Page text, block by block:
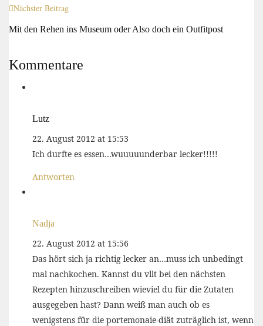
Nächster Beitrag
Mit den Rehen ins Museum oder Also doch ein Outfitpost
Kommentare
Lutz
22. August 2012 at 15:53
Ich durfte es essen…wuuuuunderbar lecker!!!!!
Antworten
Nadja
22. August 2012 at 15:56
Das hört sich ja richtig lecker an…muss ich unbedingt
mal nachkochen. Kannst du vllt bei den nächsten
Rezepten hinzuschreiben wieviel du für die Zutaten
ausgegeben hast? Dann weiß man auch ob es
wenigstens für die portemonaie-diät zuträglich ist, wenn